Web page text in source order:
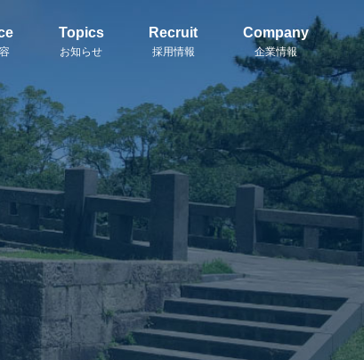
Topics
お知らせ
Recruit
採用情報
Company
企業情報